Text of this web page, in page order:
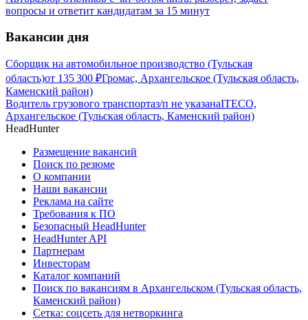
вопросы и ответит кандидатам за 15 минут
Вакансии дня
Сборщик на автомобильное производство (Тульская
область)от 135 300 ₽Громас, Архангельское (Тульская область,
Каменский район)
Водитель грузового транспортаз/п не указанаITECO,
Архангельское (Тульская область, Каменский район)
HeadHunter
Размещение вакансий
Поиск по резюме
О компании
Наши вакансии
Реклама на сайте
Требования к ПО
Безопасный HeadHunter
HeadHunter API
Партнерам
Инвесторам
Каталог компаний
Поиск по вакансиям в Архангельском (Тульская область,
Каменский район)
Сетка: соцсеть для нетворкинга